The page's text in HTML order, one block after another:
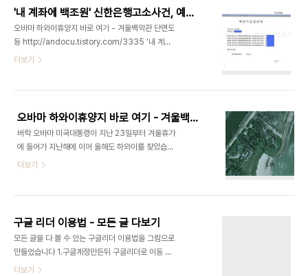
보다 남이 더 큰 장애'불평-김정일은 중국 불신 : 위
키리크스 한국전문
http://andocu.tistory.com/3359 청융화 주한
중국대사가 북한은 딱 30년전이라고 생각해야 편안
히 적응할 수 있으며 중국 외교부내 '한국사단'은 북
은 젊은 관료로 주도권이 넘어가고 있다고 캐슬린 스
키리크스가 폭로한 한국관..
'내 계좌에 백조원' 신한은행고소사건, 예금지급결의서 믿을만 한가?
오바마 하와이휴양지 바로 여기 - 겨울백악관 단면도
등 http://andocu.tistory.com/3335 '내 계좌
에 백조원' 신한은행고소사건: 통장상세내역과 5백
과연 진실은?
http://andocu.tistory.com/3332신한은행 백
조원 무단인출 고소사건에 대해 조금 더 깊이 들어가
보겠습니다 지난달 11일 이백순 신한은행장을 위조
사문서행사및 횡령등의 혐의로 서울지검에 고소한
예금지급확인서를 입수했다고 밝혔습니다 이에 대해
의 명쾌한 설명인 반면 어차피 신한은행 재..
더보기
오바마 하와이휴양지 바로 여기 - 겨울백악관 단면도등
버락 오바마 미국대통령이 지난 23일부터 겨울휴가
에 들어가 지난해에 이어 올해도 하와이를 찾았습니
다 겨울 백악관으로 불리는 오바마의 휴양지는 하와
로 이곳에 있는 The Plantation Estate 와 The
Balinese Estate 가 바로 겨울 백악관입니다
http://paradisepointestates.com/Plantation.html
주소지는 The Plantation Estate at Paradise
Point 는 57A Kailuana Place, Kailua,
더보기
구글 리더 이용법 - 모든 글 다보기
모든 글을 다 볼 수 있는 구글리더 이용법을 그림으로
만들었습니다 1.구글계정만든뒤 구글리더로 이동 2.
구글리더 구독박스에 보고싶은 사이트 주소 등록 3.
더보기